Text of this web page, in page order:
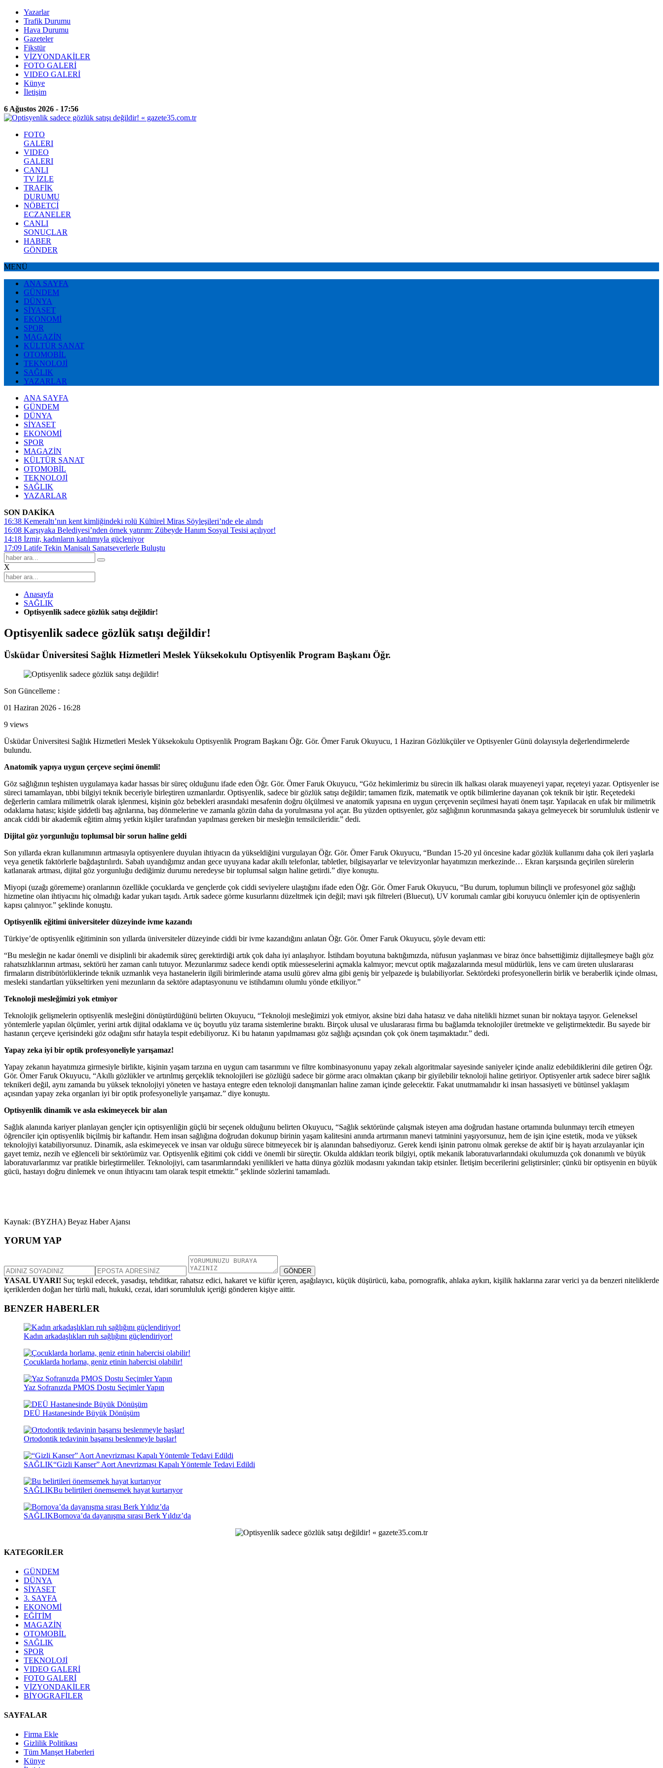
Yazarlar
Trafik Durumu
Hava Durumu
Gazeteler
Fikstür
VİZYONDAKİLER
FOTO GALERİ
VIDEO GALERİ
Künye
İletişim
6 Ağustos 2026 - 17:56
FOTO
GALERI
VIDEO
GALERI
CANLI
TV İZLE
TRAFİK
DURUMU
NÖBETÇİ
ECZANELER
CANLI
SONUÇLAR
HABER
GÖNDER
MENÜ
ANA SAYFA
GÜNDEM
DÜNYA
SİYASET
EKONOMİ
SPOR
MAGAZİN
KÜLTÜR SANAT
OTOMOBİL
TEKNOLOJİ
SAĞLIK
YAZARLAR
ANA SAYFA
GÜNDEM
DÜNYA
SİYASET
EKONOMİ
SPOR
MAGAZİN
KÜLTÜR SANAT
OTOMOBİL
TEKNOLOJİ
SAĞLIK
YAZARLAR
SON DAKİKA
16:38 Kemeraltı’nın kent kimliğindeki rolü Kültürel Miras Söyleşileri’nde ele alındı
16:08 Karşıyaka Belediyesi’nden örnek yatırım: Zübeyde Hanım Sosyal Tesisi açılıyor!
14:18 İzmir, kadınların katılımıyla güçleniyor
17:09 Latife Tekin Manisalı Sanatseverlerle Buluştu
X
Anasayfa
SAĞLIK
Optisyenlik sadece gözlük satışı değildir!
Optisyenlik sadece gözlük satışı değildir!
Üsküdar Üniversitesi Sağlık Hizmetleri Meslek Yüksekokulu Optisyenlik Program Başkanı Öğr.
Son Güncelleme :
01 Haziran 2026 - 16:28
9 views
Üsküdar Üniversitesi Sağlık Hizmetleri Meslek Yüksekokulu Optisyenlik Program Başkanı Öğr. Gör. Ömer Faruk Okuyucu, 1 Haziran Gözlükçüler ve Optisyenler Günü dolayısıyla değerlendirmelerde
bulundu.
Anatomik yapıya uygun çerçeve seçimi önemli!
Göz sağlığının teşhisten uygulamaya kadar hassas bir süreç olduğunu ifade eden Öğr. Gör. Ömer Faruk Okuyucu, “Göz hekimlerimiz bu sürecin ilk halkası olarak muayeneyi yapar, reçeteyi yazar. Optisyenler ise
süreci tamamlayan, tıbbi bilgiyi teknik beceriyle birleştiren uzmanlardır. Optisyenlik, sadece bir gözlük satışı değildir; tamamen fizik, matematik ve optik bilimlerine dayanan çok teknik bir iştir. Reçetedeki
değerlerin camlara milimetrik olarak işlenmesi, kişinin göz bebekleri arasındaki mesafenin doğru ölçülmesi ve anatomik yapısına en uygun çerçevenin seçilmesi hayati önem taşır. Yapılacak en ufak bir milimetrik
odaklama hatası; kişide şiddetli baş ağrılarına, baş dönmelerine ve zamanla gözün daha da yorulmasına yol açar. Bu yüzden optisyenler, göz sağlığının korunmasında şakaya gelmeyecek bir sorumluluk üstlenir ve
ancak ciddi bir akademik eğitim almış yetkin kişiler tarafından yapılması gereken bir mesleğin temsilcileridir.” dedi.
Dijital göz yorgunluğu toplumsal bir sorun haline geldi
Son yıllarda ekran kullanımının artmasıyla optisyenlere duyulan ihtiyacın da yükseldiğini vurgulayan Öğr. Gör. Ömer Faruk Okuyucu, “Bundan 15-20 yıl öncesine kadar gözlük kullanımı daha çok ileri yaşlarla
veya genetik faktörlerle bağdaştırılırdı. Sabah uyandığımız andan gece uyuyana kadar akıllı telefonlar, tabletler, bilgisayarlar ve televizyonlar hayatımızın merkezinde… Ekran karşısında geçirilen sürelerin
katlanarak artması, dijital göz yorgunluğu dediğimiz durumu neredeyse bir toplumsal salgın haline getirdi.” diye konuştu.
Miyopi (uzağı görememe) oranlarının özellikle çocuklarda ve gençlerde çok ciddi seviyelere ulaştığını ifade eden Öğr. Gör. Ömer Faruk Okuyucu, “Bu durum, toplumun bilinçli ve profesyonel göz sağlığı
hizmetine olan ihtiyacını hiç olmadığı kadar yukarı taşıdı. Artık sadece görme kusurlarını düzeltmek için değil; mavi ışık filtreleri (Bluecut), UV korumalı camlar gibi koruyucu önlemler için de optisyenlerin
kapısı çalınıyor.” şeklinde konuştu.
Optisyenlik eğitimi üniversiteler düzeyinde ivme kazandı
Türkiye’de optisyenlik eğitiminin son yıllarda üniversiteler düzeyinde ciddi bir ivme kazandığını anlatan Öğr. Gör. Ömer Faruk Okuyucu, şöyle devam etti:
“Bu mesleğin ne kadar önemli ve disiplinli bir akademik süreç gerektirdiği artık çok daha iyi anlaşılıyor. İstihdam boyutuna baktığımızda, nüfusun yaşlanması ve biraz önce bahsettiğimiz dijitalleşmeye bağlı göz
rahatsızlıklarının artması, sektörü her zaman canlı tutuyor. Mezunlarımız sadece kendi optik müesseselerini açmakla kalmıyor; mevcut optik mağazalarında mesul müdürlük, lens ve cam üreten uluslararası
firmaların distribütörlüklerinde teknik uzmanlık veya hastanelerin ilgili birimlerinde atama usulü görev alma gibi geniş bir yelpazede iş bulabiliyorlar. Sektördeki profesyonellerin birlik ve beraberlik içinde olması,
mesleki standartları yükseltirken yeni mezunların da sektöre adaptasyonunu ve istihdamını olumlu yönde etkiliyor.”
Teknoloji mesleğimizi yok etmiyor
Teknolojik gelişmelerin optisyenlik mesleğini dönüştürdüğünü belirten Okuyucu, “Teknoloji mesleğimizi yok etmiyor, aksine bizi daha hatasız ve daha nitelikli hizmet sunan bir noktaya taşıyor. Geleneksel
yöntemlerle yapılan ölçümler, yerini artık dijital odaklama ve üç boyutlu yüz tarama sistemlerine bıraktı. Birçok ulusal ve uluslararası firma bu bağlamda teknolojiler üretmekte ve geliştirmektedir. Bu sayede bir
hastanın çerçeve içerisindeki göz odağını sıfır hatayla tespit edebiliyoruz. Ki bu hatanın yapılmaması göz sağlığı açısından çok çok önem taşımaktadır.” dedi.
Yapay zeka iyi bir optik profesyoneliyle yarışamaz!
Yapay zekanın hayatımıza girmesiyle birlikte, kişinin yaşam tarzına en uygun cam tasarımını ve filtre kombinasyonunu yapay zekalı algoritmalar sayesinde saniyeler içinde analiz edebildiklerini dile getiren Öğr.
Gör. Ömer Faruk Okuyucu, “Akıllı gözlükler ve artırılmış gerçeklik teknolojileri ise gözlüğü sadece bir görme aracı olmaktan çıkarıp bir giyilebilir teknoloji haline getiriyor. Optisyenler artık sadece birer sağlık
teknikeri değil, aynı zamanda bu yüksek teknolojiyi yöneten ve hastaya entegre eden teknoloji danışmanları haline zaman içinde gelecektir. Fakat unutmamalıdır ki insan hassasiyeti ve bütünsel yaklaşım
açısından yapay zeka organları iyi bir optik profesyoneliyle yarışamaz.” diye konuştu.
Optisyenlik dinamik ve asla eskimeyecek bir alan
Sağlık alanında kariyer planlayan gençler için optisyenliğin güçlü bir seçenek olduğunu belirten Okuyucu, “Sağlık sektöründe çalışmak isteyen ama doğrudan hastane ortamında bulunmayı tercih etmeyen
öğrenciler için optisyenlik biçilmiş bir kaftandır. Hem insan sağlığına doğrudan dokunup birinin yaşam kalitesini anında artırmanın manevi tatminini yaşıyorsunuz, hem de işin içine estetik, moda ve yüksek
teknolojiyi katabiliyorsunuz. Dinamik, asla eskimeyecek ve insan var olduğu sürece bitmeyecek bir iş alanından bahsediyoruz. Gerek kendi işinin patronu olmak gerekse de aktif bir iş hayatı arzulayanlar için
gayet temiz, nezih ve eğlenceli bir sektörümüz var. Optisyenlik eğitimi çok ciddi ve önemli bir süreçtir. Okulda aldıkları teorik bilgiyi, optik mekanik laboratuvarlarındaki okulumuzda çok donanımlı ve büyük
laboratuvarlarımız var pratikle birleştirmeliler. Teknolojiyi, cam tasarımlarındaki yenilikleri ve hatta dünya gözlük modasını yakından takip etsinler. İletişim becerilerini geliştirsinler; çünkü bir optisyenin en büyük
gücü, hastayı doğru dinlemek ve onun ihtiyacını tam olarak tespit etmektir.” şeklinde sözlerini tamamladı.
Kaynak: (BYZHA) Beyaz Haber Ajansı
YORUM YAP
GÖNDER
YASAL UYARI! Suç teşkil edecek, yasadışı, tehditkar, rahatsız edici, hakaret ve küfür içeren, aşağılayıcı, küçük düşürücü, kaba, pornografik, ahlaka aykırı, kişilik haklarına zarar verici ya da benzeri niteliklerde
içeriklerden doğan her türlü mali, hukuki, cezai, idari sorumluluk içeriği gönderen kişiye aittir.
BENZER HABERLER
Kadın arkadaşlıkları ruh sağlığını güçlendiriyor!
Çocuklarda horlama, geniz etinin habercisi olabilir!
Yaz Sofranızda PMOS Dostu Seçimler Yapın
DEÜ Hastanesinde Büyük Dönüşüm
Ortodontik tedavinin başarısı beslenmeyle başlar!
SAĞLIK“Gizli Kanser” Aort Anevrizması Kapalı Yöntemle Tedavi Edildi
SAĞLIKBu belirtileri önemsemek hayat kurtarıyor
SAĞLIKBornova’da dayanışma sırası Berk Yıldız’da
KATEGORİLER
GÜNDEM
DÜNYA
SİYASET
3. SAYFA
EKONOMİ
EĞİTİM
MAGAZİN
OTOMOBİL
SAĞLIK
SPOR
TEKNOLOJİ
VIDEO GALERİ
FOTO GALERİ
VİZYONDAKİLER
BİYOGRAFİLER
SAYFALAR
Firma Ekle
Gizlilik Politikası
Tüm Manşet Haberleri
Künye